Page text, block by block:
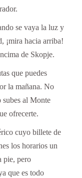
se vaya la luz y
¡mira hacia arriba!
de Skopje.
que puedes
la mañana. No
subes al Monte
ofrecerte.
cuyo billete de
los horarios un
pie, pero
que es todo